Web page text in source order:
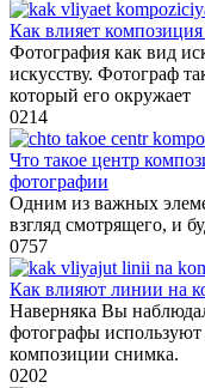
Как влияет
Фотография как вид
искусству. Фотограф
который его окружает
0214
Что такое центр
фотографии
Одним из важных
взгляд смотрящего, и
0757
Как влияют линии на
Наверняка Вы
фотографы
композиции снимка.
0202